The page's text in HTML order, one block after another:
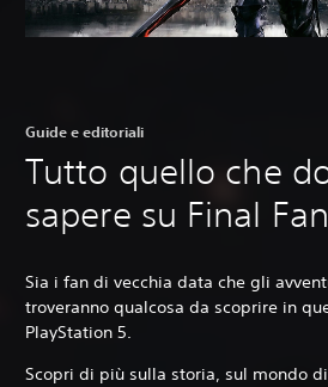
Guide e editoriali
Tutto quello che
sapere su Final
Sia i fan di vecchia data che gli
troveranno qualcosa da scoprire in
PlayStation 5.‎
Scopri di più sulla storia, sul mondo